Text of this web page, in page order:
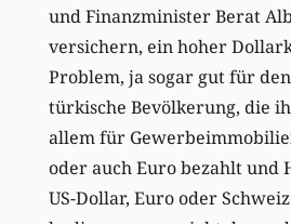
und Finanzminister Berat
versichern, ein hoher
Problem, ja sogar gut für
türkische Bevölkerung, die
allem für
oder auch Euro bezahlt und
US-Dollar, Euro oder